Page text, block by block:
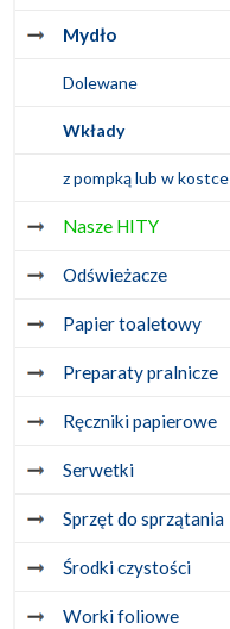
Mydło
Dolewane
Wkłady
z pompką lub w kostce
Nasze HITY
Odświeżacze
Papier toaletowy
Preparaty pralnicze
Ręczniki papierowe
Serwetki
Sprzęt do sprzątania
Środki czystości
Worki foliowe